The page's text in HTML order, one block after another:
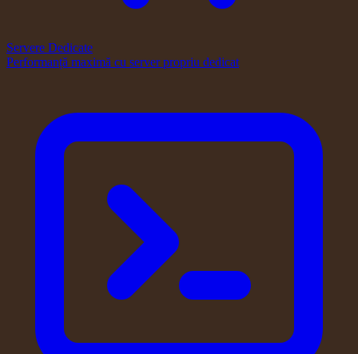
Servere Dedicate
Performanță maximă cu server propriu dedicat